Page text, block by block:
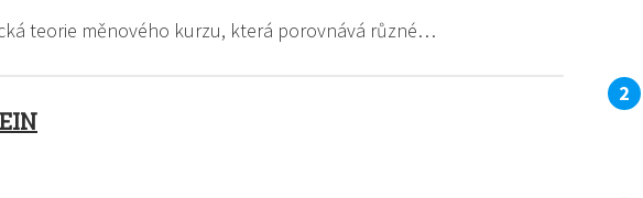
teorie měnového kurzu, která porovnává různé…